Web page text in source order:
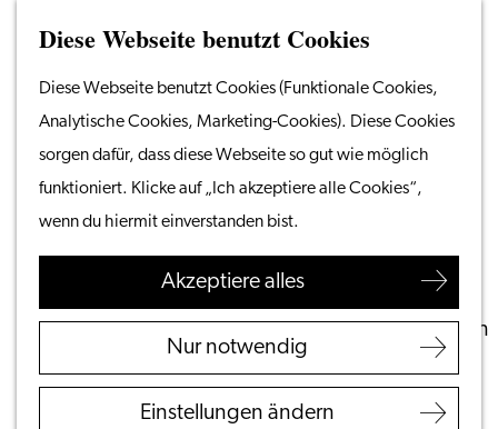
Diese Webseite benutzt Cookies
Diese Webseite benutzt Cookies (Funktionale Cookies,
Analytische Cookies, Marketing-Cookies). Diese Cookies
sorgen dafür, dass diese Webseite so gut wie möglich
funktioniert. Klicke auf „Ich akzeptiere alle Cookies“,
wenn du hiermit einverstanden bist.
Akzeptiere alles
Nur notwendig
Einstellungen ändern
Gehen
Homepage
Menü
Suchen
Vom Wasser aus
Radeln & Wandern
Shoppen
Essen & Trinken
Ihren Besuch planen
Touristeninformation
Leiden
Suchen
Dünen & Seeweg
1 Stunde 56 Minuten(32,4 km)
Download
Der Dünen- & Seeweg (33 km Radweg durch
Leiden, Wassenaar und Katwijk) führt Dich entlang
der schönsten Naturschutzgebiete und zahlreicher